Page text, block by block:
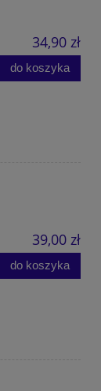
34,90 zł
do koszyka
39,00 zł
do koszyka